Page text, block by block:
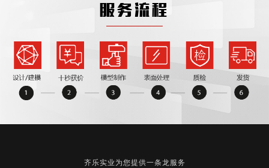
服务流程
齐乐实业为您提供一条龙服务